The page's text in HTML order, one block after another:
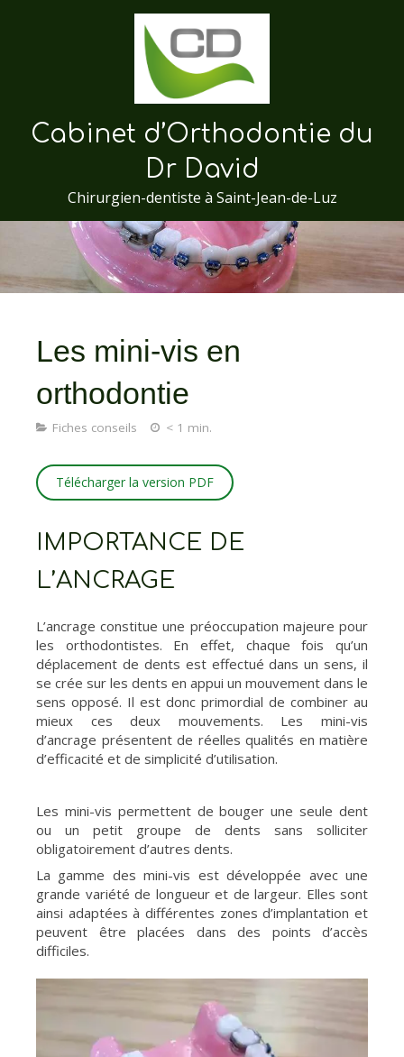
Cabinet d’Orthodontie du
Dr David
Chirurgien-dentiste à Saint-Jean-de-Luz
Les mini-vis en
orthodontie
Fiches conseils < 1 min.
Télécharger la version PDF
IMPORTANCE DE
L’ANCRAGE
L’ancrage constitue une préoccupation majeure pour
les orthodontistes. En effet, chaque fois qu’un
déplacement de dents est effectué dans un sens, il
se crée sur les dents en appui un mouvement dans le
sens opposé. Il est donc primordial de combiner au
mieux ces deux mouvements. Les mini-vis
d’ancrage présentent de réelles qualités en matière
d’efficacité et de simplicité d’utilisation.
Les mini-vis permettent de bouger une seule dent
ou un petit groupe de dents sans solliciter
obligatoirement d’autres dents.
La gamme des mini-vis est développée avec une
grande variété de longueur et de largeur. Elles sont
ainsi adaptées à différentes zones d’implantation et
peuvent être placées dans des points d’accès
difficiles.